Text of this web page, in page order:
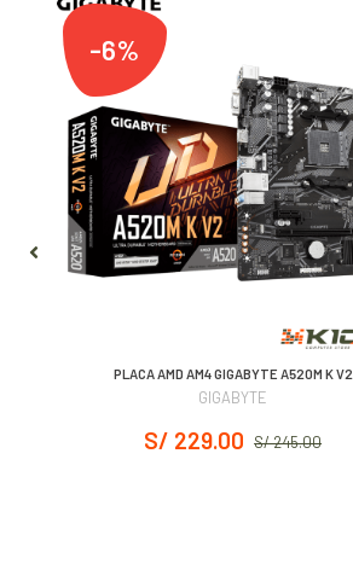
-6%
PLACA AMD AM4 GIGABYTE A520M K V2
GIGABYTE
S/ 245.00
S/ 229.00